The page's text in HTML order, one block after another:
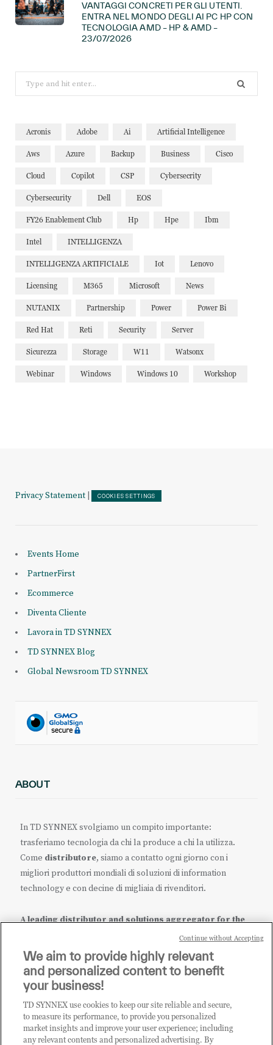
VANTAGGI CONCRETI PER GLI UTENTI.
ENTRA NEL MONDO DEGLI AI PC HP CON
TECNOLOGIA AMD – HP & AMD –
23/07/2026
for:
Acronis Adobe Ai Artificial Intelligence
Aws Azure Backup Business Cisco
Cloud Copilot CSP Cybersecrity
Cybersecurity Dell EOS
FY26 Enablement Club Hp Hpe Ibm
Intel INTELLIGENZA
INTELLIGENZA ARTIFICIALE Iot Lenovo
Licensing M365 Microsoft News
NUTANIX Partnership Power Power Bi
Red Hat Reti Security Server
Sicurezza Storage W11 Watsonx
Webinar Windows Windows 10 Workshop
Privacy Statement COOKIES SETTINGS
Events Home
PartnerFirst
Ecommerce
Diventa Cliente
Lavora in TD SYNNEX
TD SYNNEX Blog
Global Newsroom TD SYNNEX
ABOUT
In TD SYNNEX svolgiamo un compito importante:
trasferiamo tecnologia da chi la produce a chi la utilizza.
Come distributore, siamo a contatto ogni giorno con i
migliori produttori mondiali di soluzioni di information
technology e con decine di migliaia di rivenditori.
A leading distributor and solutions aggregator for the
it.tdsynnex.com|eu.tdsynnex.com|tdsynnex.com
CATEGORIE
We aim to provide highly relevant
and personalized content to benefit
your business!
TD SYNNEX use cookies to keep our site reliable and secure,
to measure its performance, to provide you personalized
market insights and improve your user experience; including
any relevant contents and personalized advertising. By
Continue without Accepting